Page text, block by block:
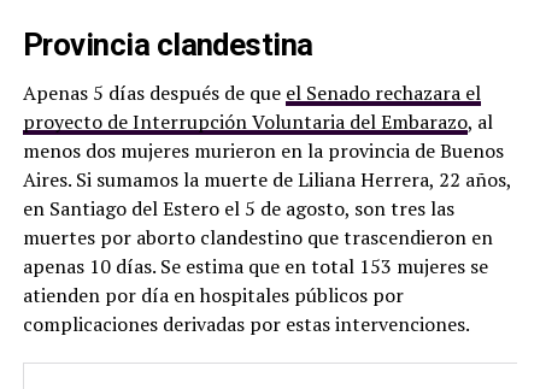
Provincia clandestina
Apenas 5 días después de que el Senado rechazara el
proyecto de Interrupción Voluntaria del Embarazo, al
menos dos mujeres murieron en la provincia de Buenos
Aires. Si sumamos la muerte de Liliana Herrera, 22 años,
en Santiago del Estero el 5 de agosto, son tres las
muertes por aborto clandestino que trascendieron en
apenas 10 días. Se estima que en total 153 mujeres se
atienden por día en hospitales públicos por
complicaciones derivadas por estas intervenciones.